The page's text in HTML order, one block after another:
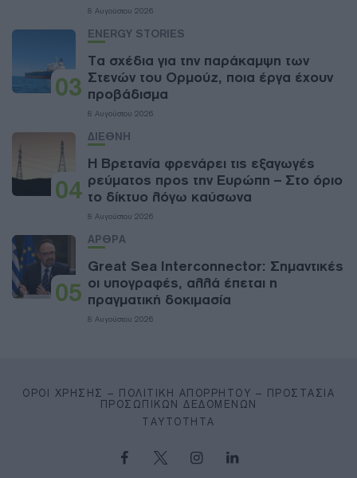
8 Αυγούστου 2026
03
ENERGY STORIES
Τα σχέδια για την παράκαμψη των
Στενών του Ορμούζ, ποια έργα έχουν
προβάδισμα
8 Αυγούστου 2026
04
ΔΙΕΘΝΗ
Η Βρετανία φρενάρει τις εξαγωγές
ρεύματος προς την Ευρώπη – Στο όριο
το δίκτυο λόγω καύσωνα
8 Αυγούστου 2026
05
ΑΡΘΡΑ
Great Sea Interconnector: Σημαντικές
οι υπογραφές, αλλά έπεται η
πραγματική δοκιμασία
8 Αυγούστου 2026
ΌΡΟΙ ΧΡΉΣΗΣ – ΠΟΛΙΤΙΚΉ ΑΠΟΡΡΉΤΟΥ – ΠΡΟΣΤΑΣΊΑ
ΠΡΟΣΩΠΙΚΏΝ ΔΕΔΟΜΈΝΩΝ
ΤΑΥΤΌΤΗΤΑ